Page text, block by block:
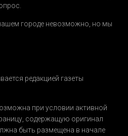
городе невозможно, но мы
редакцией газеты
при условии активной
содержащую оригинал
быть размещена в начале